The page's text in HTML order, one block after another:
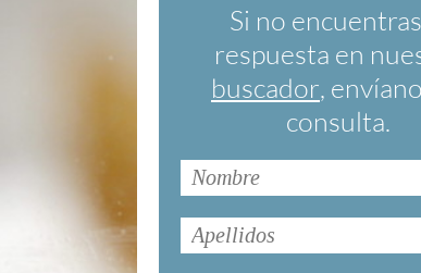
cuyo objetivo es colaborar con el
español en los medios de
Internet.
Si no
respuesta en
buscador,
consulta.